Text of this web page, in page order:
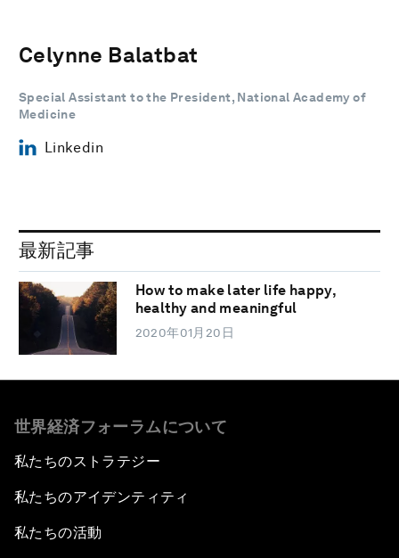
Celynne Balatbat
Special Assistant to the President, National Academy of
Medicine
Linkedin
最新記事
How to make later life happy,
healthy and meaningful
2020年01月20日
世界経済フォーラムについて
私たちのストラテジー
私たちのアイデンティティ
私たちの活動